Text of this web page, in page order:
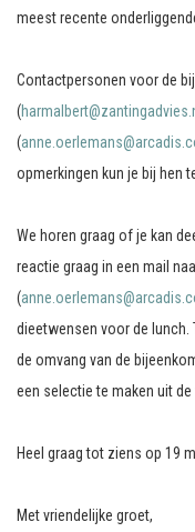
meest recente
Contactpersonen voor de
(
(
opmerkingen kun je bij hen
We horen graag of je kan
reactie graag in een mail
(
dieetwensen voor de lunch.
de omvang van de
een selectie te maken uit
Heel graag tot ziens op 19
Met vriendelijke groet,